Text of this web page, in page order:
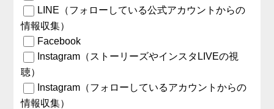
LINE（フォローしている公式アカウントからの
情報収集）
Facebook
Instagram（ストーリーズやインスタLIVEの視
聴）
Instagram（フォローしているアカウントからの
情報収集）